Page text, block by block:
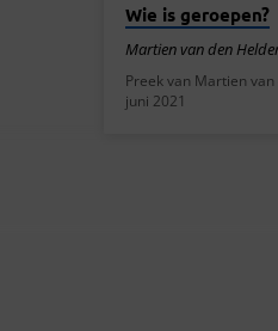
Wie is geroepen?
Martien van den
Preek van Martien
juni 2021